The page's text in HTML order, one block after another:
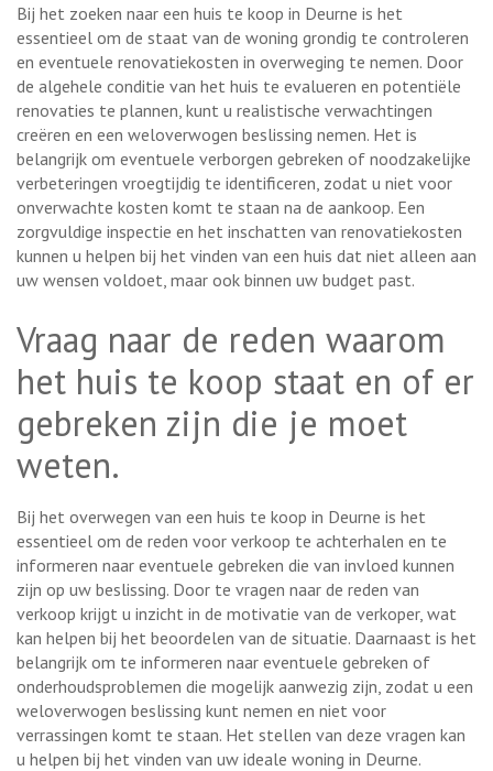
Bij het zoeken naar een huis te koop in Deurne is het
essentieel om de staat van de woning grondig te controleren
en eventuele renovatiekosten in overweging te nemen. Door
de algehele conditie van het huis te evalueren en potentiële
renovaties te plannen, kunt u realistische verwachtingen
creëren en een weloverwogen beslissing nemen. Het is
belangrijk om eventuele verborgen gebreken of noodzakelijke
verbeteringen vroegtijdig te identificeren, zodat u niet voor
onverwachte kosten komt te staan na de aankoop. Een
zorgvuldige inspectie en het inschatten van renovatiekosten
kunnen u helpen bij het vinden van een huis dat niet alleen aan
uw wensen voldoet, maar ook binnen uw budget past.
Vraag naar de reden waarom
het huis te koop staat en of er
gebreken zijn die je moet
weten.
Bij het overwegen van een huis te koop in Deurne is het
essentieel om de reden voor verkoop te achterhalen en te
informeren naar eventuele gebreken die van invloed kunnen
zijn op uw beslissing. Door te vragen naar de reden van
verkoop krijgt u inzicht in de motivatie van de verkoper, wat
kan helpen bij het beoordelen van de situatie. Daarnaast is het
belangrijk om te informeren naar eventuele gebreken of
onderhoudsproblemen die mogelijk aanwezig zijn, zodat u een
weloverwogen beslissing kunt nemen en niet voor
verrassingen komt te staan. Het stellen van deze vragen kan
u helpen bij het vinden van uw ideale woning in Deurne.